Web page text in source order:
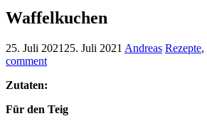
Waffelkuchen
25. Juli 2021 25. Juli 2021 Andreas Rezepte,
comment
Zutaten:
Für den Teig